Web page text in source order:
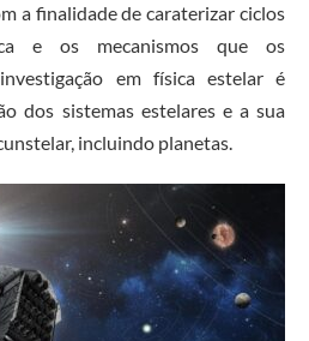
a finalidade de caraterizar ciclos
e os mecanismos que os
em física estelar é
dos sistemas estelares e a sua
incluindo planetas.